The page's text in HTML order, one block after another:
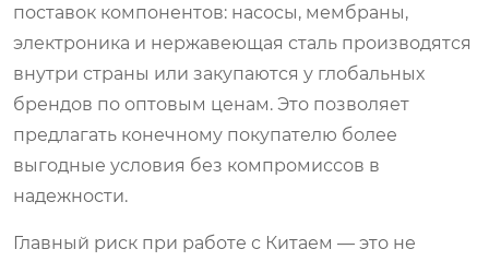
поставок компонентов: насосы, мембраны,
электроника и нержавеющая сталь производятся
внутри страны или закупаются у глобальных
брендов по оптовым ценам. Это позволяет
предлагать конечному покупателю более
выгодные условия без компромиссов в
надежности.
Главный риск при работе с Китаем — это не